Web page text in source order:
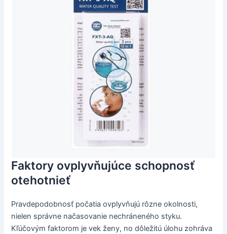
Faktory ovplyvňujúce schopnosť
otehotnieť
Pravdepodobnosť počatia ovplyvňujú rôzne okolnosti,
nielen správne načasovanie nechráneného styku.
Kľúčovým faktorom je vek ženy, no dôležitú úlohu zohráva